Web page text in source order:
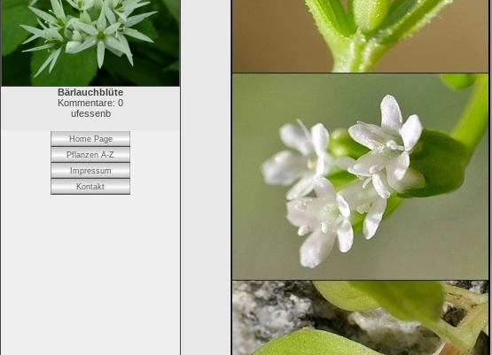
Bärlauchblüte
Kommentare: 0
ufessenb
Home Page
Pflanzen A-Z
Impressum
Kontakt